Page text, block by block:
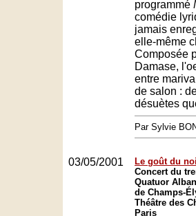
programmé
comédie
jamais
elle-même
Composée
Damase,
entre
de salon :
désuètes
Par Sylvie
03/05/2001
Le goût du
Concert du
Quatuor
de Champs-
Théâtre des
Paris